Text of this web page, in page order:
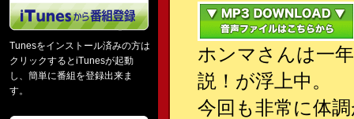
Tunesをインストール済みの方は
クリックするとiTunesが起動
し、簡単に番組を登録出来ま
す。
ホンマさんは一
説！が浮上中。
今回も非常に体